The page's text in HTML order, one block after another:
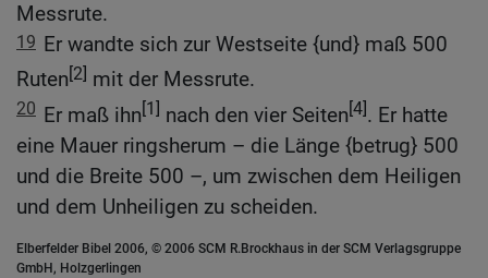
Messrute.
19 Er wandte sich zur Westseite {und} maß 500
Ruten[2] mit der Messrute.
20 Er maß ihn[1] nach den vier Seiten[4]. Er hatte
eine Mauer ringsherum – die Länge {betrug} 500
und die Breite 500 –, um zwischen dem Heiligen
und dem Unheiligen zu scheiden.
Elberfelder Bibel 2006, © 2006 SCM R.Brockhaus in der SCM Verlagsgruppe
GmbH, Holzgerlingen